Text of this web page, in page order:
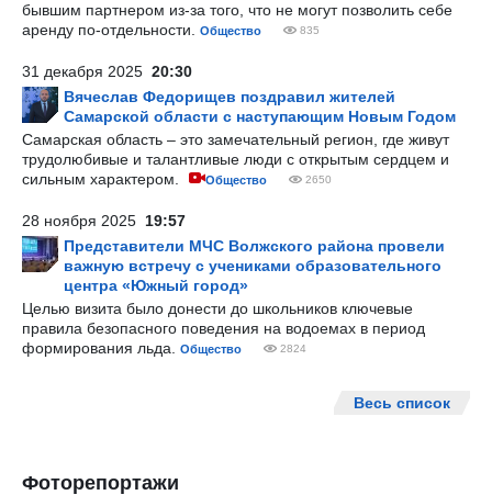
бывшим партнером из-за того, что не могут позволить себе
аренду по-отдельности.
Общество 835
31 декабря 2025 20:30
Вячеслав Федорищев поздравил жителей
Самарской области с наступающим Новым Годом
Самарская область – это замечательный регион, где живут
трудолюбивые и талантливые люди с открытым сердцем и
сильным характером.
Общество 2650
28 ноября 2025 19:57
Представители МЧС Волжского района провели
важную встречу с учениками образовательного
центра «Южный город»
Целью визита было донести до школьников ключевые
правила безопасного поведения на водоемах в период
формирования льда.
Общество 2824
Весь список
Фоторепортажи